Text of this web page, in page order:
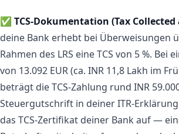
✅ TCS-Dokumentation (Tax Collected
deine Bank erhebt bei Überweisungen
Rahmen des LRS eine TCS von 5 %. Bei
von 13.092 EUR (ca. INR 11,8 Lakh im
beträgt die TCS-Zahlung rund INR
Steuergutschrift in deiner ITR-
das TCS-Zertifikat deiner Bank auf —